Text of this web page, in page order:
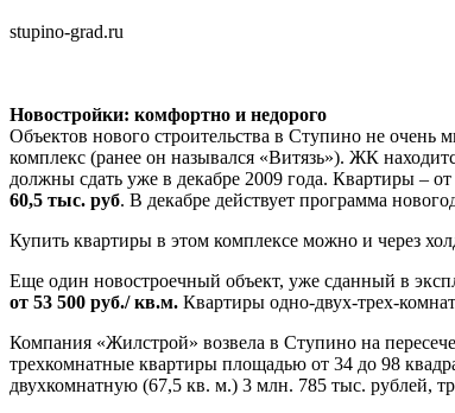
stupino-grad.ru
Новостройки: комфортно и недорого
Объектов нового строительства в Ступино не
комплекс (ранее он назывался «Витязь»). ЖК
должны сдать уже в декабре 2009 года. Квартиры –
60,5 тыс. руб. В декабре действует программа
Купить квартиры в этом комплексе можно и через
Еще один новостроечный объект, уже сданный в
от 53 500 руб./ кв.м. Квартиры одно-двух-трех-
Компания «Жилстрой» возвела в Ступино на
трехкомнатные квартиры площадью от 34 до 98
двухкомнатную (67,5 кв. м.) 3 млн. 785 тыс. рублей,